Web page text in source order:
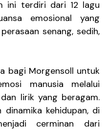
ini terdiri dari 12 lagu
emosional yang
senang, sedih,
bagi Morgensoll untuk
manusia melalui
lirik yang beragam.
kehidupan, di
cerminan dari